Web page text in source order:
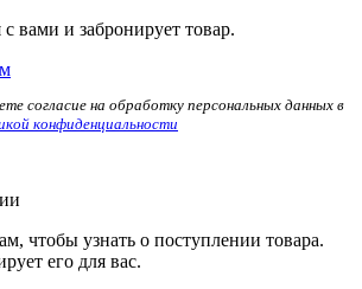
вами и забронирует товар.
согласие на обработку персональных данных в
конфиденциальности
чтобы узнать о поступлении товара.
его для вас.